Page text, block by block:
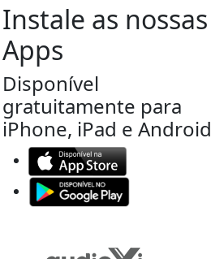
Instale as nossas
Apps
Disponível
gratuitamente para
iPhone, iPad e Android